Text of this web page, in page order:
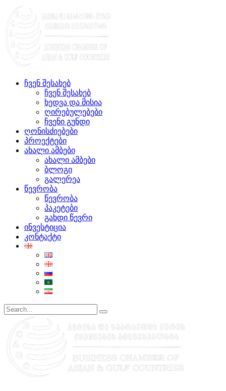
ჩვენ შესახებ
ჩვენ შესახებ
ხედვა და მისია
ღირებულებები
ჩვენი გუნდი
ღონისძიებები
პროექტები
ახალი ამბები
ახალი ამბები
ბლოგი
გალერეა
წევრობა
წევრობა
პაკეტები
გახდი წევრი
ინვესტიცია
კონტაქტი